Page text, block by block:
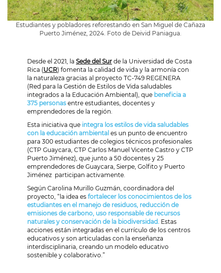
Estudiantes y pobladores reforestando en San Miguel de Cañaza
Puerto Jiménez, 2024. Foto de Deivid Paniagua.
Desde el 2021, la Sede del Sur de la Universidad de Costa
Rica (UCR) fomenta la calidad de vida y la armonía con
la naturaleza gracias al proyecto TC-749 REGENERA
(Red para la Gestión de Estilos de Vida saludables
integrados a la Educación Ambiental), que beneficia a
375 personas entre estudiantes, docentes y
emprendedores de la región.
Esta iniciativa que integra los estilos de vida saludables
con la educación ambiental es un punto de encuentro
para 300 estudiantes de colegios técnicos profesionales
(CTP Guaycara, CTP Carlos Manuel Vicente Castro y CTP
Puerto Jiménez), que junto a 50 docentes y 25
emprendedores de Guaycara, Sierpe, Golfito y Puerto
Jiménez participan activamente.
Según Carolina Murillo Guzmán, coordinadora del
proyecto, “la idea es fortalecer los conocimientos de los
estudiantes en el manejo de residuos, reducción de
emisiones de carbono, uso responsable de recursos
naturales y conservación de la biodiversidad. Estas
acciones están integradas en el currículo de los centros
educativos y son articuladas con la enseñanza
interdisciplinaria, creando un modelo educativo
sostenible y colaborativo.”